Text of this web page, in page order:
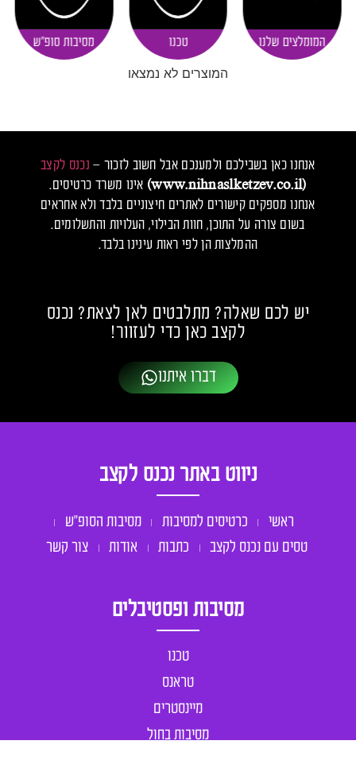
המומלצים שלנו טכנו מסיבות סופ"ש
המוצרים לא נמצאו
אנחנו כאן בשבילכם ולמענכם אבל חשוב לזכור – נכנס לקצב
(www.nihnaslketzev.co.il)
אינו משרד כרטיסים.
אנחנו מספקים קישורים לאתרים חיצוניים בלבד ולא אחראים
בשום צורה על התוכן, חוות הבילוי, העלויות והתשלומים.
ההמלצות הן לפי ראות עינינו בלבד.
יש לכם שאלה? מתלבטים לאן לצאת? נכנס
לקצב כאן כדי לעזוור!
דברו איתנו
מסיבות ופסטיבלים
טכנו
טראנס
מיינסטרים
מסיבות בחול
ניווט באתר נכנס לקצב
ראשי כרטיסים למסיבות
מסיבות הסופ״ש
טסים עם נכנס לקצב
כתבות אודות צור קשר